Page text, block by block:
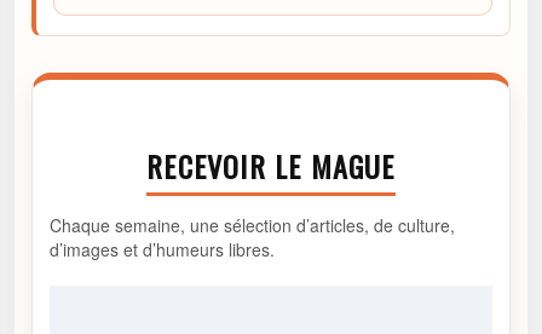
RECEVOIR LE MAGUE
Chaque semaine, une sélection d’articles, de culture,
d’images et d’humeurs libres.